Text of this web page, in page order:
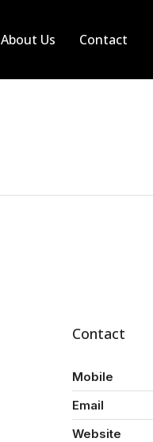
About Us Contact
Contact
Mobile
Email
Website